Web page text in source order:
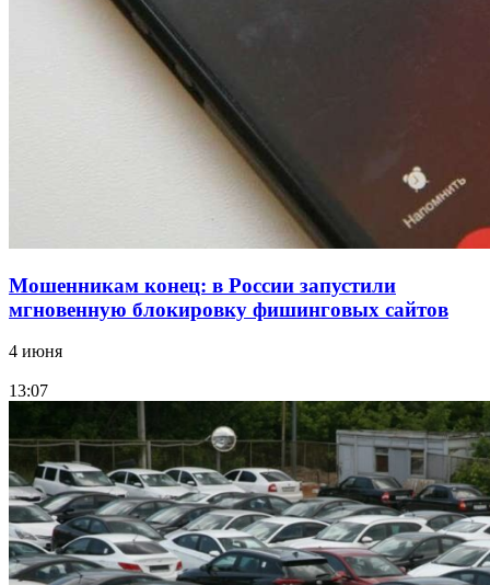
Сладкий праздник в Волгограде: в Центральном
парке прошёл фестиваль „Арбузный переполох“
Мошенникам конец: в России запустили
мгновенную блокировку фишинговых сайтов
4 июня
13:07